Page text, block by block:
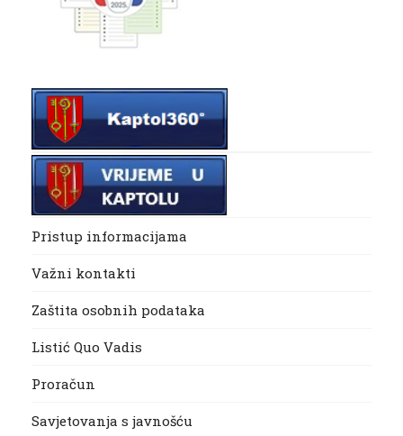
Pristup informacijama
Važni kontakti
Zaštita osobnih podataka
Listić Quo Vadis
Proračun
Savjetovanja s javnošću